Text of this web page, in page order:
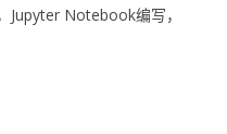
Notebook编写，